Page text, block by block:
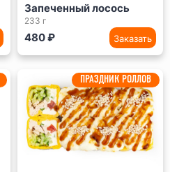
Запеченный лосось
233 г
480 ₽ Заказать
ПРАЗДНИК РОЛЛОВ